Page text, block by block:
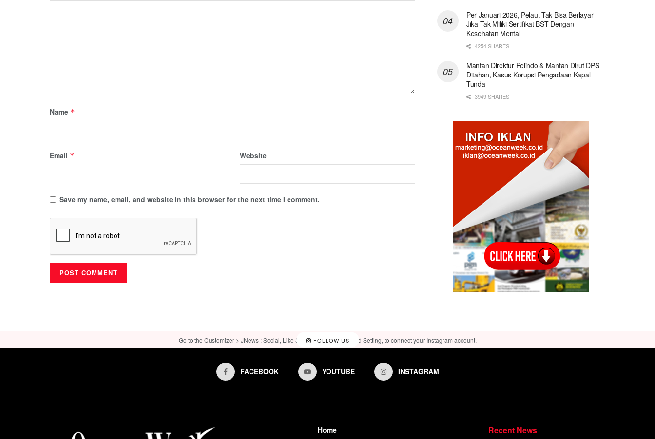
Name *
Email * Website
Save my name, email, and website in this browser for the next time I comment.
Per Januari 2026, Pelaut Tak Bisa Berlayar
Jika Tak Miliki Sertifikat BST Dengan
Kesehatan Mental
4254 SHARES
Mantan Direktur Pelindo & Mantan Dirut DPS
Ditahan, Kasus Korupsi Pengadaan Kapal
Tunda
3949 SHARES
FOLLOW US
Go to the Customizer > JNews : Social, Like & View > Instagram Feed Setting, to connect your Instagram account.
FACEBOOK YOUTUBE INSTAGRAM
Home
Recent News